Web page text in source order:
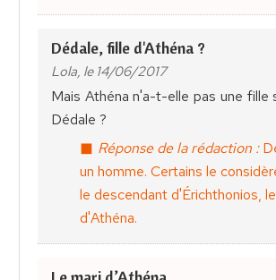
Dédale, fille d'Athéna ?
Lola, le 14/06/2017
Mais Athéna n'a-t-elle pas une fille
Dédale ?
Réponse de la rédaction :
un homme. Certains le
le descendant d'Érichthonios,
d'Athéna.